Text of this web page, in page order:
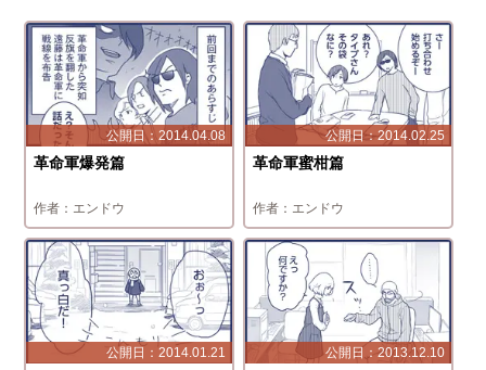
2014.04.08
革命軍爆発篇
エンドウ
2014.02.25
革命軍蜜柑篇
エンドウ
2014.01.21 2013.12.10